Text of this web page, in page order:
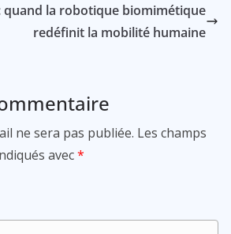
quand la robotique biomimétique
redéfinit la mobilité humaine
ne sera pas publiée. Les champs
avec*